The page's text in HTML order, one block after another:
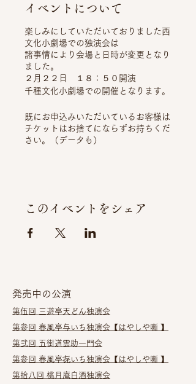
イベントについて
楽しみにしていただいておりました西
文化小劇場での独演会は
諸事情により会場と日時が変更となり
ました。
２月２２日 １８：５０開演
千種文化小劇場での開催となります。
既にお申込みいただいているお客様は
チケットはお捨てにならずお持ちくだ
さい。（データも）
変更後もご参加の方へは座席のご案内
キャンセルなさる方へは返金のお知ら
おります。
千種文化小劇場は円形劇場となります
ので、少々座席の趣が変ります。
座席表が確認出来次第
改めてホームページ、他プレイガイド
にて販売いたします。
ローソンでの御案内はしばらく売り止
めとなりますので
このイベントをシェア
発売中の公演
第伍回 三遊亭天どん独演会​
第参回 春風亭与いち独演会 【はやしや噺 】
第弐回 五街道雲助一門会
第参回 春風亭㐂いち独演会 【はやしや噺 】
第拾八回 桃月庵白酒独演会